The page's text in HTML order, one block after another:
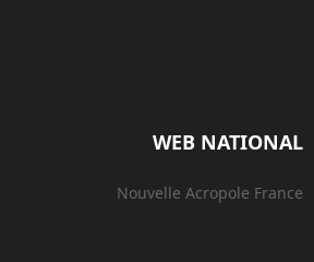
WEB NATIONAL
Nouvelle Acropole France